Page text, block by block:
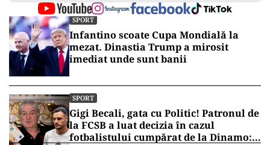
SPORT
Infantino scoate Cupa Mondială la
mezat. Dinastia Trump a mirosit
imediat unde sunt banii
SPORT
Gigi Becali, gata cu Politic! Patronul de
la FCSB a luat decizia în cazul
fotbalistului cumpărat de la Dinamo: